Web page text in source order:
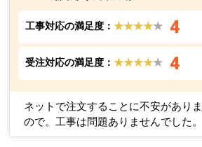
工事対応の満足度：★★★★★ 4
受注対応の満足度：★★★★★ 4
ネットで注文することに不安があり
ので。工事は問題ありませんでした。